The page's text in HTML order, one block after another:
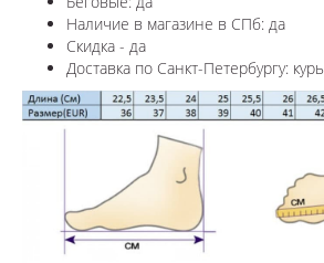
Наличие в магазине в СПб: да
Скидка - да
Доставка по Санкт-Петербургу: